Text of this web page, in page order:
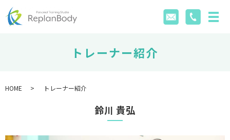
トレーナー紹介
HOME トレーナー紹介
鈴川 貴弘